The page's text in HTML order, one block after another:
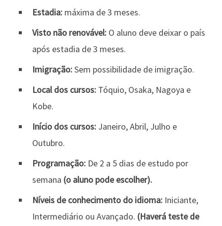
Estadia: máxima de 3 meses.
Visto não renovável: O aluno deve deixar o país
após estadia de 3 meses.
Imigração:Sem possibilidade de imigração.
Local dos cursos: Tóquio, Osaka, Nagoya e
Kobe.
Início dos cursos: Janeiro, Abril, Julho e
Outubro.
Programação: De 2 a 5 dias de estudo por
semana (o aluno pode escolher).
Níveis de conhecimento do idioma: Iniciante,
Intermediário ou Avançado. (Haverá teste de